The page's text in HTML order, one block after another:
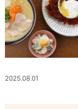
2025.08.01